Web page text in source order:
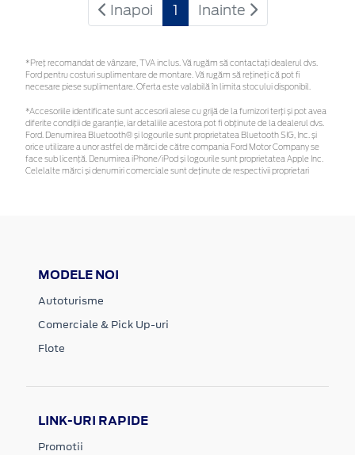
Inapoi 1 Inainte
*Preţ recomandat de vânzare, TVA inclus. Vă rugăm să contactaţi dealerul dvs.
Ford pentru costuri suplimentare de montare. Vă rugăm să rețineți că pot fi
necesare piese suplimentare. Oferta este valabilă în limita stocului disponibil.
*Accesoriile identificate sunt accesorii alese cu grijă de la furnizori terți și pot avea
diferite condiții de garanție, iar detaliile acestora pot fi obținute de la dealerul dvs.
Ford. Denumirea Bluetooth® și logourile sunt proprietatea Bluetooth SIG, Inc. și
orice utilizare a unor astfel de mărci de către compania Ford Motor Company se
face sub licență. Denumirea iPhone/iPod și logourile sunt proprietatea Apple Inc.
Celelalte mărci și denumiri comerciale sunt deținute de respectivii proprietari
MODELE NOI
Autoturisme
Comerciale & Pick Up-uri
Flote
LINK-URI RAPIDE
Promotii